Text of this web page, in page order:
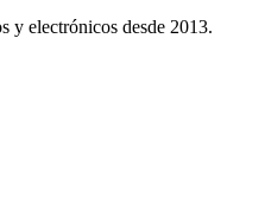
y electrónicos desde 2013.